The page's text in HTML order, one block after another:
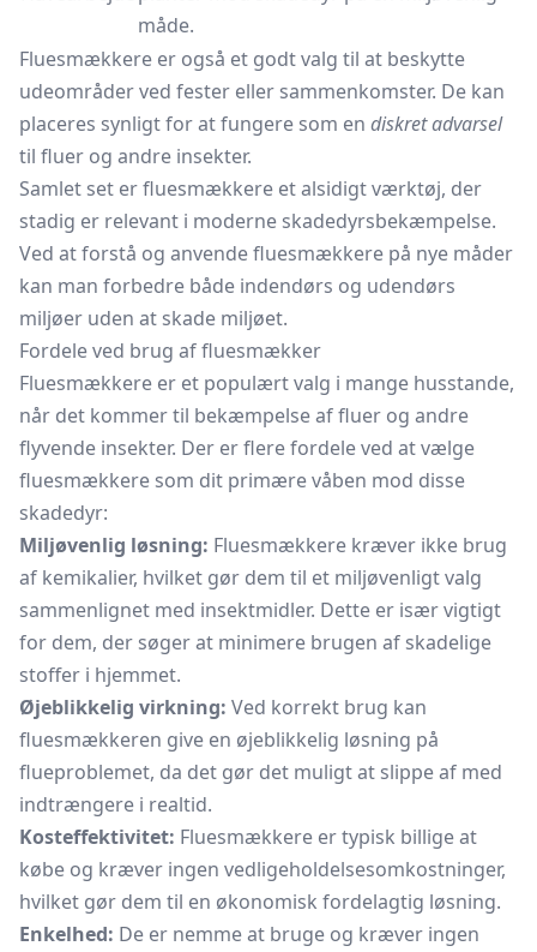
måde.
Fluesmækkere er også et godt valg til at beskytte
udeområder ved fester eller sammenkomster. De kan
placeres synligt for at fungere som en diskret advarsel
til fluer og andre insekter.
Samlet set er fluesmækkere et alsidigt værktøj, der
stadig er relevant i moderne skadedyrsbekæmpelse.
Ved at forstå og anvende fluesmækkere på nye måder
kan man forbedre både indendørs og udendørs
miljøer uden at skade miljøet.
Fordele ved brug af fluesmækker
Fluesmækkere er et populært valg i mange husstande,
når det kommer til bekæmpelse af fluer og andre
flyvende insekter. Der er flere fordele ved at vælge
fluesmækkere som dit primære våben mod disse
skadedyr:
Miljøvenlig løsning: Fluesmækkere kræver ikke brug
af kemikalier, hvilket gør dem til et miljøvenligt valg
sammenlignet med insektmidler. Dette er især vigtigt
for dem, der søger at minimere brugen af skadelige
stoffer i hjemmet.
Øjeblikkelig virkning: Ved korrekt brug kan
fluesmækkeren give en øjeblikkelig løsning på
flueproblemet, da det gør det muligt at slippe af med
indtrængere i realtid.
Kosteffektivitet: Fluesmækkere er typisk billige at
købe og kræver ingen vedligeholdelsesomkostninger,
hvilket gør dem til en økonomisk fordelagtig løsning.
Enkelhed: De er nemme at bruge og kræver ingen